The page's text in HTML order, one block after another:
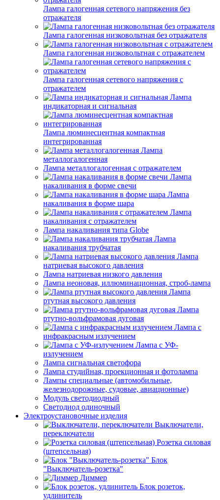
Лампа галогенная сетевого напряжения без
отражателя
Лампа галогенная низковольтная без отражателя
Лампа галогенная низковольтная с отражателем
Лампа галогенная сетевого напряжения с
отражателем
Лампа
индикаторная и сигнальная
Лампа люминесцентная компактная
интегрированная
Лампа
металлогалогенная
Лампа металлогалогенная с отражателем
Лампа
накаливания в форме свечи
Лампа
накаливания в форме шара
Лампа
накаливания с отражателем
Лампа накаливания типа Globe
Лампа
накаливания трубчатая
Лампа
натриевая высокого давления
Лампа натриевая низкого давления
Лампа неоновая, иллюминационная, строб-лампа
Лампа
ртутная высокого давления
Лампа
ртутно-вольфрамовая дуговая
Лампа с
инфракрасным излучением
Лампа с УФ-
излучением
Лампа сигнальная светофора
Лампа студийная, проекционная и фотолампа
Лампы специальные (автомобильные,
железнодорожные, судовые, авиационные)
Модуль светодиодный
Светодиод одиночный
Электроустановочные изделия
Выключатели,
переключатели
Розетка силовая
(штепсельная)
Блок
"Выключатель-розетка"
Диммер
Блок розеток,
удлинитель